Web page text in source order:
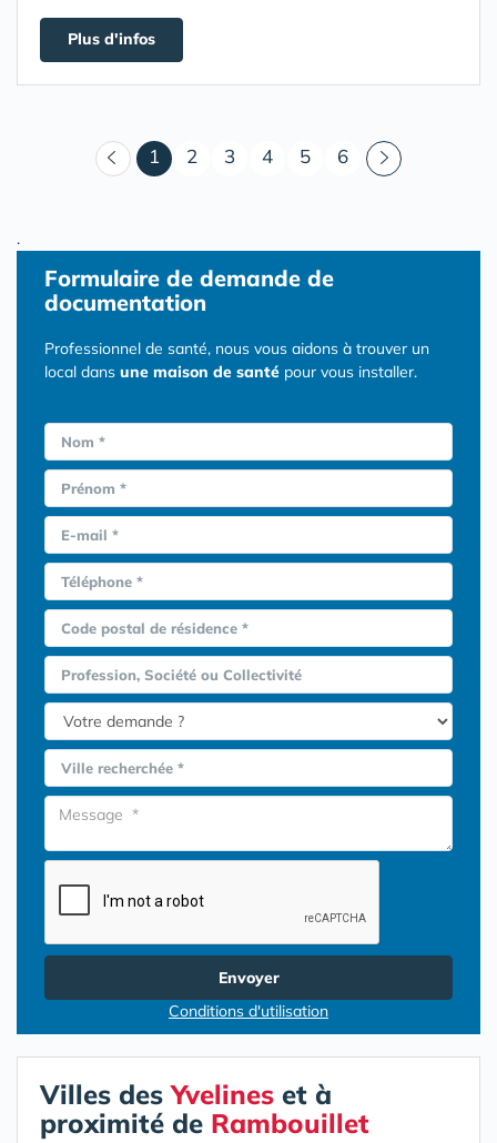
Plus d'infos
1 (courant)
2 3 4 5 6
.
Formulaire de demande de
documentation
Professionnel de santé, nous vous aidons à trouver un
local dans une maison de santé pour vous installer.
Nom *
Prénom *
E-mail *
Téléphone *
Code postal de résidence *
Profession, Société ou Collectivité
Ville recherchée *
Envoyer
Conditions d'utilisation
Villes desYvelines et à
proximité de Rambouillet